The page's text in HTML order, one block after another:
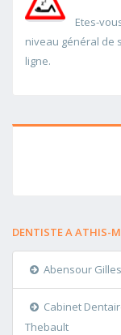
Etes-
niveau général de
ligne.
DENTISTE A ATHIS-
Abensour Gilles
Cabinet
Thebault